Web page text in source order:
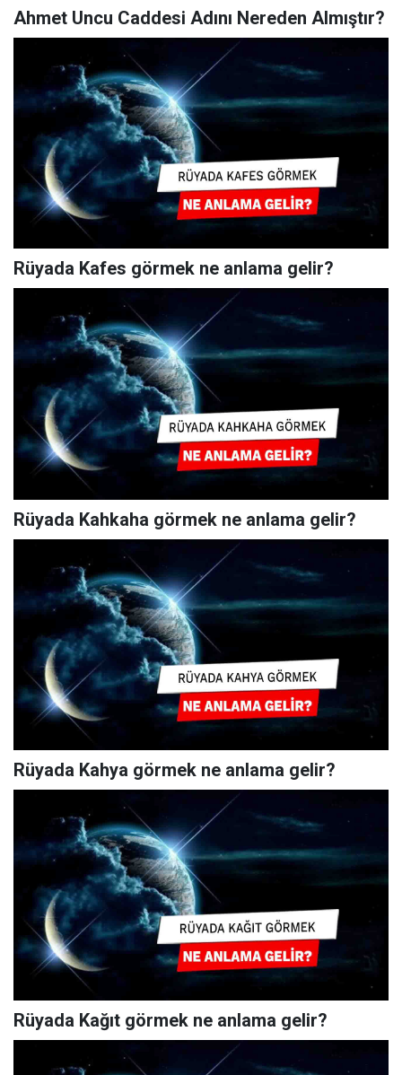
Ahmet Uncu Caddesi Adını Nereden Almıştır?
Rüyada Kafes görmek ne anlama gelir?
Rüyada Kahkaha görmek ne anlama gelir?
Rüyada Kahya görmek ne anlama gelir?
Rüyada Kağıt görmek ne anlama gelir?